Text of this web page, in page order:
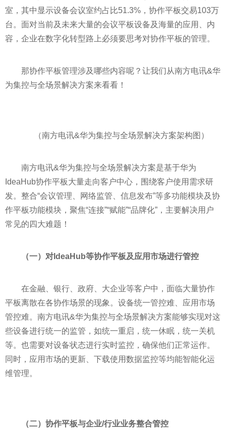
室，其中显示设备会议室约占比51.3%，协作平板交易103万
台。面对当前及未来大量的会议平板设备及海量的应用、内
容，企业在数字化转型路上必须要思考对协作平板的管理。
那协作平板管理涉及哪些内容呢？让我们从南方电讯&华
为集控与全场景解决方案来看看！
（南方电讯&华为集控与全场景解决方案架构图）
南方电讯&华为集控与全场景解决方案是基于华为
IdeaHub协作平板大量走向客户中心，围绕客户使用需求研
发。整合“会议管理、网络监管、信息发布”等多功能模块及协
作平板功能模块，聚焦“连接”“赋能”“品牌化”，主要解决用户
常见的四大难题！
（一） 对IdeaHub等协作平板及应用市场进行管控
在金融 、银行、政府、大企业等客户中，面临大量协作
平板离散在各协作场景的现象。设备统一管控难、应用市场
管控难。南方电讯&华为集控与全场景解决方案能够实现对这
些设备进行统一的监管，如统一重启，统一休眠，统一关机
等。也需要对设备状态进行实时监控，确保他们正常运作。
同时，应用市场的更新、下载使用数据监控等均能智能化运
维管理。
（二） 协作平板与企业/行业业务整合管控